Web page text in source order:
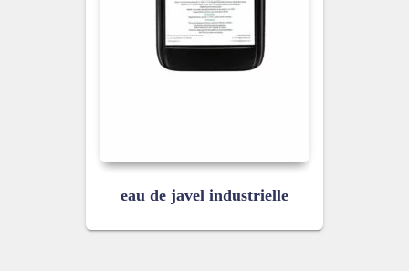
eau de javel industrielle